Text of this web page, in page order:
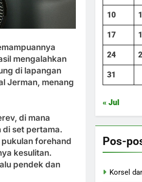
mengalahkan
di lapangan
Jerman, menang
di mana
di set pertama.
forehand
kesulitan.
pendek dan
10
17
24
31
« Jul
Pos-
Korsel